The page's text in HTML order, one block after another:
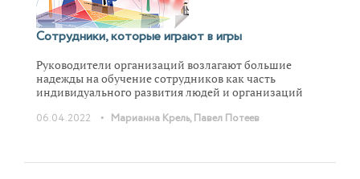
Сотрудники, которые играют в игры
Руководители организаций возлагают большие
надежды на обучение сотрудников как часть
индивидуального развития людей и организаций
под руководством экспертов, научиться применять
«перестать конфликтовать»). Временами возникает
06.04.2022 • Марианна Крель, Павел Потеев